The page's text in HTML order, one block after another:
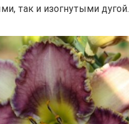
так и изогнутыми дугой.